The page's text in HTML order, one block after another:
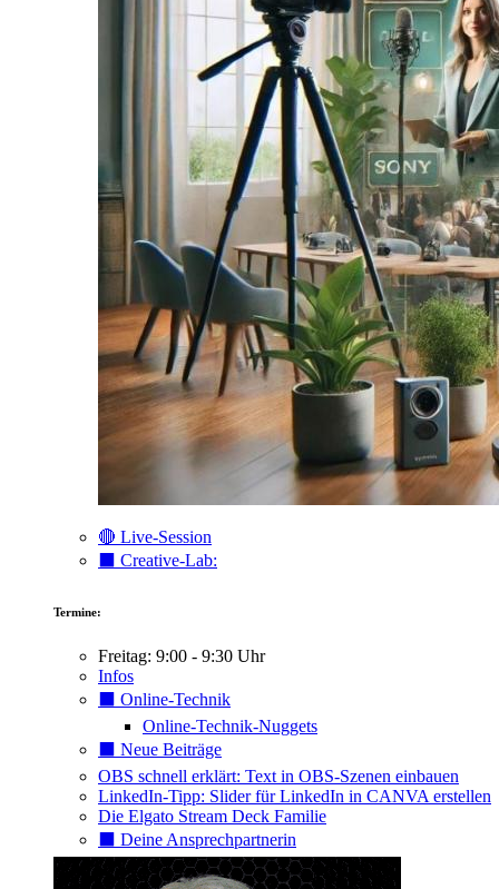
🔴 Live-Session
⬛️ Creative-Lab:
Termine:
Freitag: 9:00 - 9:30 Uhr
Infos
⬛️ Online-Technik
Online-Technik-Nuggets
⬛️ Neue Beiträge
OBS schnell erklärt: Text in OBS-Szenen einbauen
LinkedIn-Tipp: Slider für LinkedIn in CANVA erstellen
Die Elgato Stream Deck Familie
⬛️ Deine Ansprechpartnerin